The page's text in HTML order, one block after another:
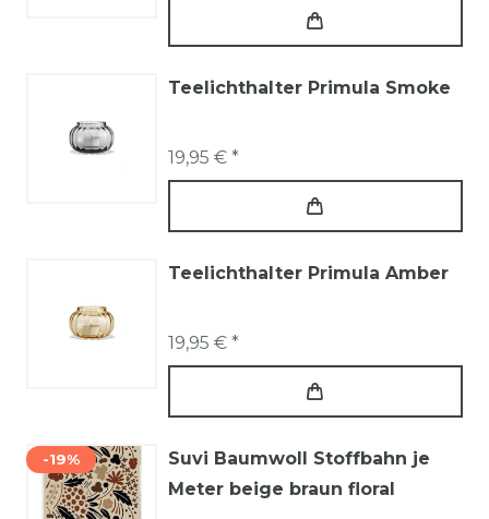
Teelichthalter Primula Smoke
19,95 € *
Teelichthalter Primula Amber
19,95 € *
-19%
Suvi Baumwoll Stoffbahn je
Meter beige braun floral